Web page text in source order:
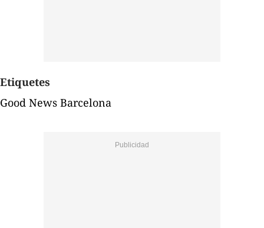
Etiquetes
Good News Barcelona